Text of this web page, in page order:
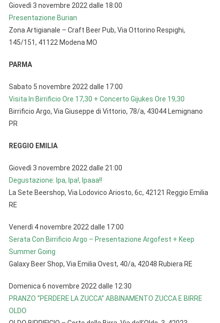
Giovedì 3 novembre 2022 dalle 18:00
Presentazione Burian
Zona Artigianale – Craft Beer Pub, Via Ottorino Respighi,
145/151, 41122 Modena MO
PARMA
Sabato 5 novembre 2022 dalle 17:00
Visita In Birrificio Ore 17,30 + Concerto Gijukes Ore 19,30
Birrificio Argo, Via Giuseppe di Vittorio, 78/a, 43044 Lemignano
PR
REGGIO EMILIA
Giovedì 3 novembre 2022 dalle 21:00
Degustazione: Ipa, Ipa!, Ipaaa!!
La Sete Beershop, Via Lodovico Ariosto, 6c, 42121 Reggio Emilia
RE
Venerdì 4 novembre 2022 dalle 17:00
Serata Con Birrificio Argo – Presentazione Argofest + Keep
Summer Going
Galaxy Beer Shop, Via Emilia Ovest, 40/a, 42048 Rubiera RE
Domenica 6 novembre 2022 dalle 12:30
PRANZO “PERDERE LA ZUCCA” ABBINAMENTO ZUCCA E BIRRE
OLDO